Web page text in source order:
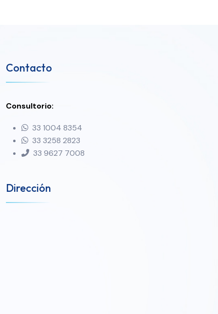
Contacto
Consultorio:
33 1004 8354
33 3258 2823
33 9627 7008
Dirección